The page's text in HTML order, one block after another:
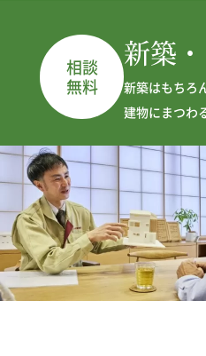
相談
無料
新築
新築はもちろ
建物にまつわ